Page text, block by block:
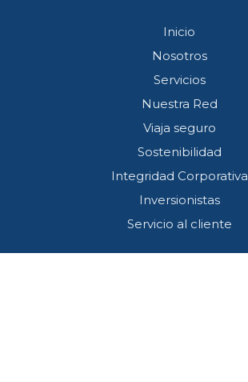
Inicio
Nosotros
Servicios
Nuestra Red
Viaja seguro
Sostenibilidad
Integridad Corporativa
Inversionistas
Servicio al cliente